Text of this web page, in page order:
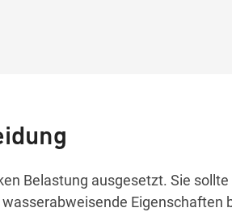
Belastung ausgesetzt. Sie sollte
Eigenschaften